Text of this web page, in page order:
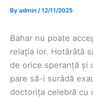
By admin /12/11/2025
Bahar nu poate
relația lor. Hotărâtă
de orice speranță și
pare să-i surâdă
doctorița celebră cu